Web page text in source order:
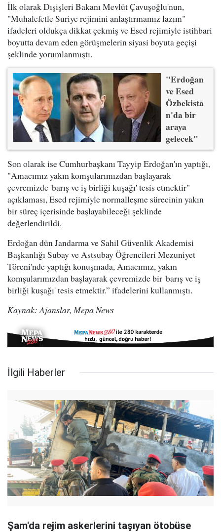
İlk olarak Dışişleri Bakanı Mevlüt Çavuşoğlu'nun,
"Muhalefetle Suriye rejimini anlaştırmamız lazım"
ifadeleri oldukça dikkat çekmiş ve Esed rejimiyle istihbari
boyutta devam eden görüşmelerin siyasi boyuta geçişi
şeklinde yorumlanmıştı.
"Erdoğan
ve Esed
Özbekista
n'da bir
araya
gelecek"
Son olarak ise Cumhurbaşkanı Tayyip Erdoğan'ın yaptığı,
"Amacımız yakın komşularımızdan başlayarak
çevremizde 'barış ve iş birliği kuşağı' tesis etmektir"
açıklaması, Esed rejimiyle normalleşme sürecinin yakın
bir süreç içerisinde başlayabileceği şeklinde
değerlendirildi.
Erdoğan dün Jandarma ve Sahil Güvenlik Akademisi
Başkanlığı Subay ve Astsubay Öğrencileri Mezuniyet
Töreni'nde yaptığı konuşmada, Amacımız, yakın
komşularımızdan başlayarak çevremizde bir 'barış ve iş
birliği kuşağı' tesis etmektir.” ifadelerini kullanmıştı.
Kaynak: Ajanslar, Mepa News
İlgili Haberler
Şam'da rejim askerlerini taşıyan ötobüse